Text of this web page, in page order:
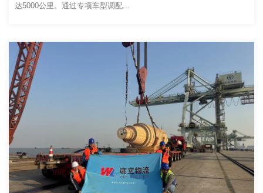
达5000公里。通过专项车型调配...